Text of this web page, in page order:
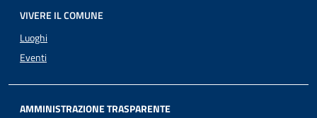
VIVERE IL COMUNE
Luoghi
Eventi
AMMINISTRAZIONE TRASPARENTE